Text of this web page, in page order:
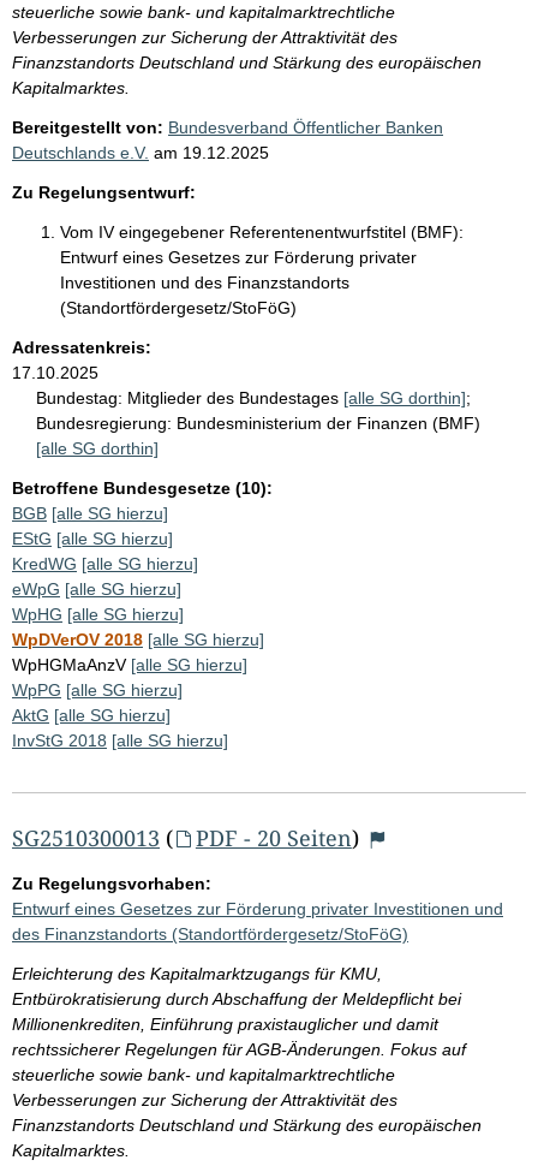
steuerliche sowie bank- und kapitalmarktrechtliche
Verbesserungen zur Sicherung der Attraktivität des
Finanzstandorts Deutschland und Stärkung des europäischen
Kapitalmarktes.
Bereitgestellt von: Bundesverband Öffentlicher Banken
Deutschlands e.V. am 19.12.2025
Zu Regelungsentwurf:
Vom IV eingegebener Referentenentwurfstitel (BMF):
Entwurf eines Gesetzes zur Förderung privater
Investitionen und des Finanzstandorts
(Standortfördergesetz/StoFöG)
Adressatenkreis:
17.10.2025
Bundestag: Mitglieder des Bundestages [alle SG dorthin];
Bundesregierung: Bundesministerium der Finanzen (BMF)
[alle SG dorthin]
Betroffene Bundesgesetze (10):
BGB [alle SG hierzu]
EStG [alle SG hierzu]
KredWG [alle SG hierzu]
eWpG [alle SG hierzu]
WpHG [alle SG hierzu]
WpDVerOV 2018 [alle SG hierzu]
WpHGMaAnzV [alle SG hierzu]
WpPG [alle SG hierzu]
AktG [alle SG hierzu]
InvStG 2018 [alle SG hierzu]
SG2510300013 ( PDF - 20 Seiten)
Zu Regelungsvorhaben:
Entwurf eines Gesetzes zur Förderung privater Investitionen und
des Finanzstandorts (Standortfördergesetz/StoFöG)
Erleichterung des Kapitalmarktzugangs für KMU,
Entbürokratisierung durch Abschaffung der Meldepflicht bei
Millionenkrediten, Einführung praxistauglicher und damit
rechtssicherer Regelungen für AGB-Änderungen. Fokus auf
steuerliche sowie bank- und kapitalmarktrechtliche
Verbesserungen zur Sicherung der Attraktivität des
Finanzstandorts Deutschland und Stärkung des europäischen
Kapitalmarktes.